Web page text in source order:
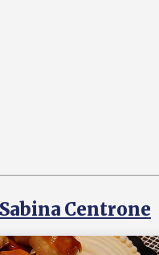
Sabina Centrone